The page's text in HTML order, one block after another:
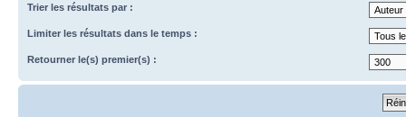
Trier les résultats par :
Limiter les résultats dans le temps :
Retourner le(s) premier(s) :